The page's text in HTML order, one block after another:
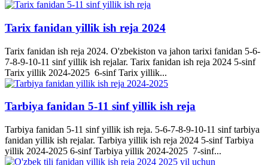
Tarix fanidan yillik ish reja 2024
Tarix fanidan ish reja 2024. O'zbekiston va jahon tarixi fanidan 5-6-
7-8-9-10-11 sinf yillik ish rejalar. Tarix fanidan ish reja 2024 5-sinf
Tarix yillik 2024-2025 6-sinf Tarix yillik...
Tarbiya fanidan 5-11 sinf yillik ish reja
Tarbiya fanidan 5-11 sinf yillik ish reja. 5-6-7-8-9-10-11 sinf tarbiya
fanidan yillik ish rejalar. Tarbiya yillik ish reja 2024 5-sinf Tarbiya
yillik 2024-2025 6-sinf Tarbiya yillik 2024-2025 7-sinf...